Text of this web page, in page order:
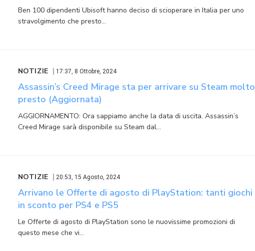
Ben 100 dipendenti Ubisoft hanno deciso di scioperare in Italia per uno
stravolgimento che presto…
NOTIZIE 17:37, 8 Ottobre, 2024
Assassin’s Creed Mirage sta per arrivare su Steam molto
presto (Aggiornata)
AGGIORNAMENTO: Ora sappiamo anche la data di uscita. Assassin’s
Creed Mirage sarà disponibile su Steam dal…
NOTIZIE 20:53, 15 Agosto, 2024
Arrivano le Offerte di agosto di PlayStation: tanti giochi
in sconto per PS4 e PS5
Le Offerte di agosto di PlayStation sono le nuovissime promozioni di
questo mese che vi…